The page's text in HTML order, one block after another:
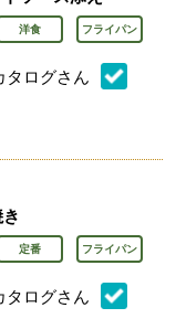
洋食 フライパン
タログさん
定番 フライパン
タログさん